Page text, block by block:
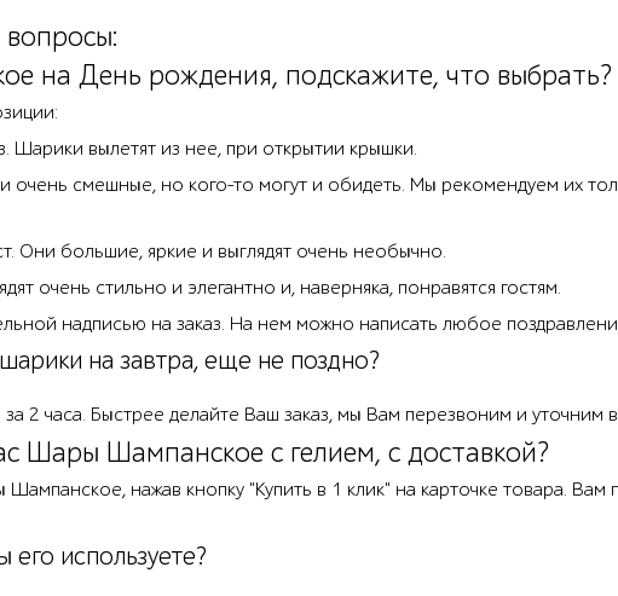
на День рождения, подскажите, что выбрать?
вылетят из нее, при открытии крышки.
очень смешные, но кого-то могут и обидеть. Мы рекомендуем их
Они большие, яркие и выглядят очень необычно.
очень стильно и элегантно и, наверняка, понравятся гостям.
надписью на заказ. На нем можно написать любое
на завтра, еще не поздно?
2 часа. Быстрее делайте Ваш заказ, мы Вам перезвоним и уточним
Шары Шампанское с гелием, с доставкой?
нажав кнопку "Купить в 1 клик" на карточке товара.
его используете?